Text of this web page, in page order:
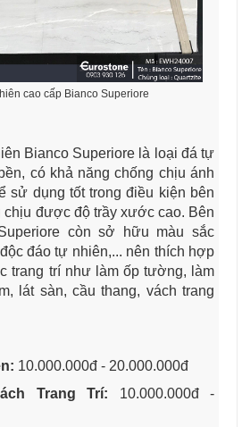
cao cấp Bianco Superiore
Bianco Superiore là loại đá tự
có khả năng chống chịu ánh
sử dụng tốt trong điều kiện bên
chịu được độ trầy xước cao. Bên
còn sở hữu màu sắc
đáo tự nhiên,... nên thích hợp
trang trí như làm ốp tường, làm
lát sàn, cầu thang, vách trang
10.000.000đ - 20.000.000đ
Trang Trí: 10.000.000đ -